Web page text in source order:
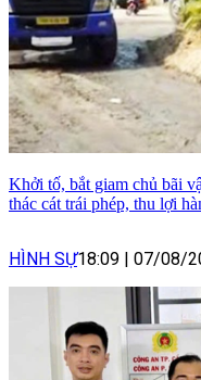
Khởi tố, bắt giam chủ bãi
thác cát trái phép, thu lợi
HÌNH SỰ18:09 | 07/08/